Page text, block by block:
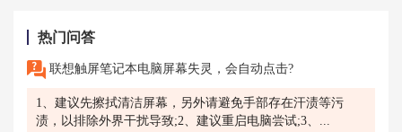
热门问答
联想触屏笔记本电脑屏幕失灵，会自动点击?
1、建议先擦拭清洁屏幕，另外请避免手部存在汗渍等污
渍，以排除外界干扰导致;2、建议重启电脑尝试;3、...